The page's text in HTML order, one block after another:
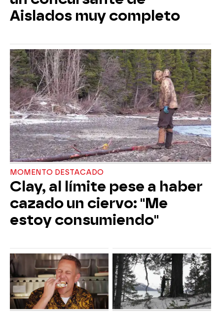
Aislados muy completo
MOMENTO DESTACADO
Clay, al límite pese a haber
cazado un ciervo: "Me
estoy consumiendo"